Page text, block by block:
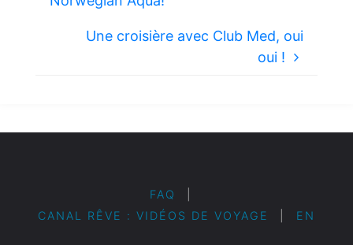
Une croisière avec Club Med, oui
oui !
FAQ
CANAL RÊVE : VIDÉOS DE VOYAGE
EN